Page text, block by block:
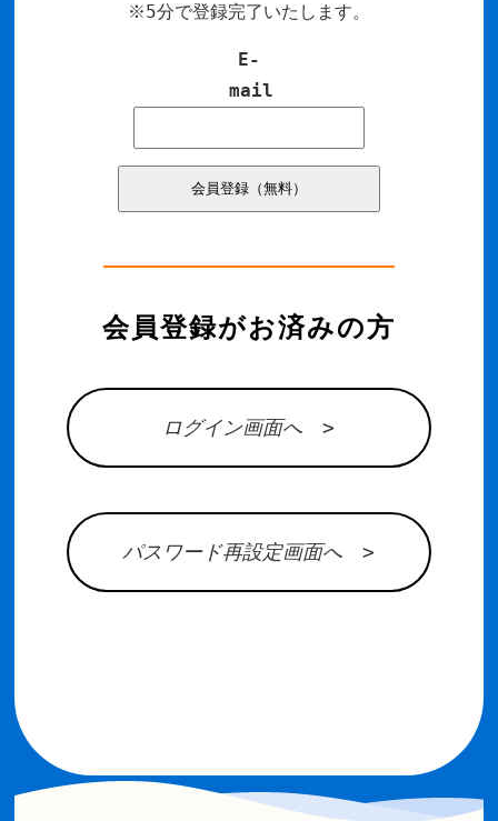
※5分で登録完了いたします。
E-
mail
会員登録がお済みの方
ログイン画面へ >
パスワード再設定画面へ >